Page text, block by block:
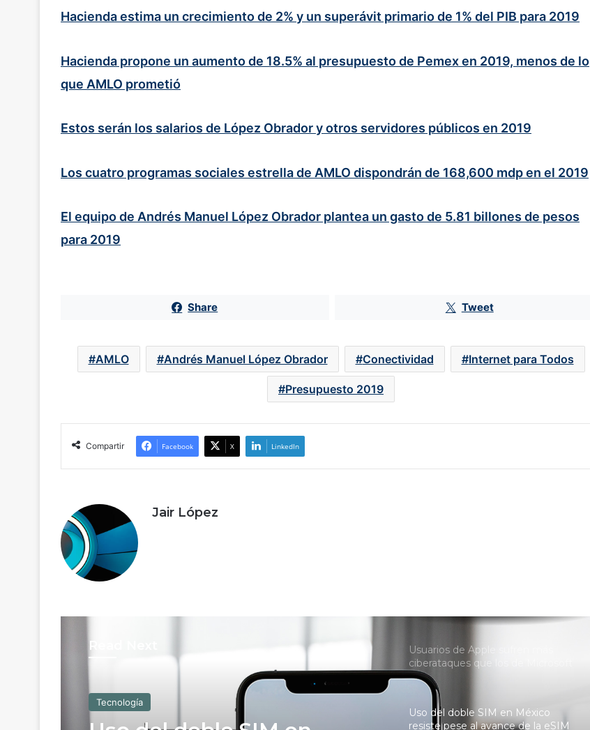
Hacienda estima un crecimiento de 2% y un superávit primario de 1% del PIB para 2019
Hacienda propone un aumento de 18.5% al presupuesto de Pemex en 2019, menos de lo
que AMLO prometió
Estos serán los salarios de López Obrador y otros servidores públicos en 2019
Los cuatro programas sociales estrella de AMLO dispondrán de 168,600 mdp en el 2019
El equipo de Andrés Manuel López Obrador plantea un gasto de 5.81 billones de pesos
para 2019
Share Tweet
AMLO Andrés Manuel López Obrador Conectividad Internet para Todos
Presupuesto 2019
Compartir Facebook X LinkedIn
Jair López
Read Next
Tecnología
gana terreno en tráfico global
más afectados por la crisis de chips
Uso del doble SIM en México
resiste pese al avance de la eSIM
Apple Upgrade: qué es y cómo